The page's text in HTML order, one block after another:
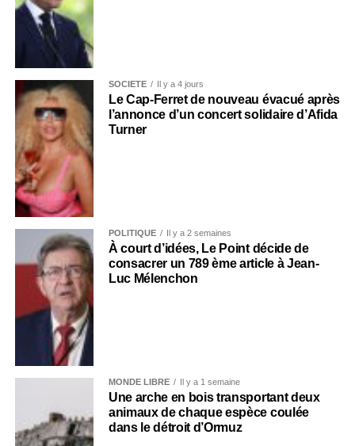
SOCIÉTÉ Il y a 4 jours
Le Cap-Ferret de nouveau évacué après
l’annonce d’un concert solidaire d’Afida
Turner
POLITIQUE Il y a 2 semaines
À court d’idées, Le Point décide de
consacrer un 789 ème article à Jean-
Luc Mélenchon
MONDE LIBRE Il y a 1 semaine
Une arche en bois transportant deux
animaux de chaque espèce coulée
dans le détroit d’Ormuz